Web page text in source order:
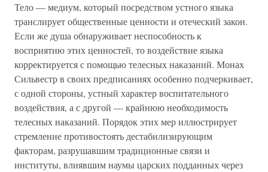
Тело — медиум, который посредством устного языка
транслирует общественные ценности и отеческий закон.
Если же душа обнаруживает неспособность к
восприятию этих ценностей, то воздействие языка
корректируется с помощью телесных наказаний. Монах
Сильвестр в своих предписаниях особенно подчеркивает,
с одной стороны, устный характер воспитательного
воздействия, а с другой — крайнюю необходимость
телесных наказаний. Порядок этих мер иллюстрирует
стремление противостоять дестабилизирующим
факторам, разрушавшим традиционные связи и
институты, влиявшим наумы царских подданных через